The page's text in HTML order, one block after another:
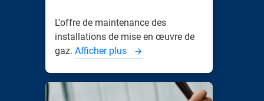
L'offre de maintenance des
installations de mise en œuvre de
gaz. Afficher plus